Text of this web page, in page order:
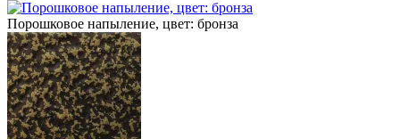
Порошковое напыление, цвет: бронза